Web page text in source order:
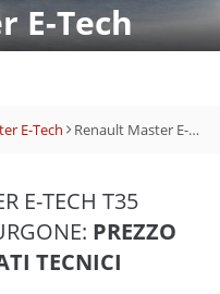
E-Tech
E-Tech Renault Master E-Tech T35 long range PM-TM Furgone
E-TECH T35
PREZZO
TECNICI